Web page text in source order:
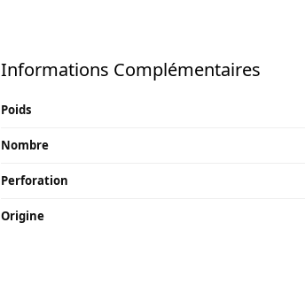
Informations Complémentaires
Poids
Nombre
Perforation
Origine